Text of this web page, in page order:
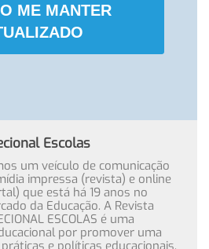
ME MANTER
Escolas
um veículo de comunicação
impressa (revista) e online
que está há 19 anos no
da Educação. A Revista
ESCOLAS é uma
por promover uma
e políticas educacionais,